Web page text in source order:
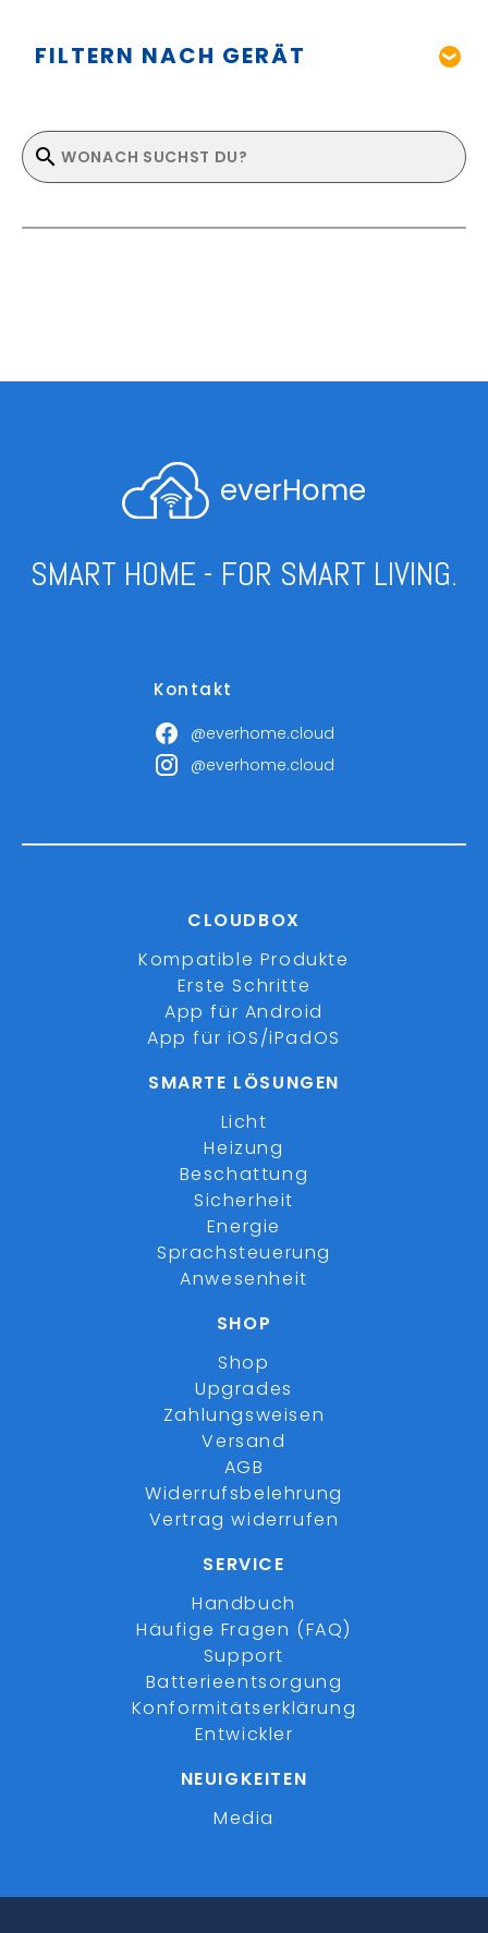
FILTERN NACH GERÄT
everHome
SMART HOME - FOR SMART LIVING.
Kontakt
@everhome.cloud
@everhome.cloud
CLOUDBOX
Kompatible Produkte
Erste Schritte
App für Android
App für iOS/iPadOS
SMARTE LÖSUNGEN
Licht
Heizung
Beschattung
Sicherheit
Energie
Sprachsteuerung
Anwesenheit
SHOP
Shop
Upgrades
Zahlungsweisen
Versand
AGB
Widerrufsbelehrung
Vertrag widerrufen
SERVICE
Handbuch
Häufige Fragen (FAQ)
Support
Batterieentsorgung
Konformitätserklärung
Entwickler
NEUIGKEITEN
Media